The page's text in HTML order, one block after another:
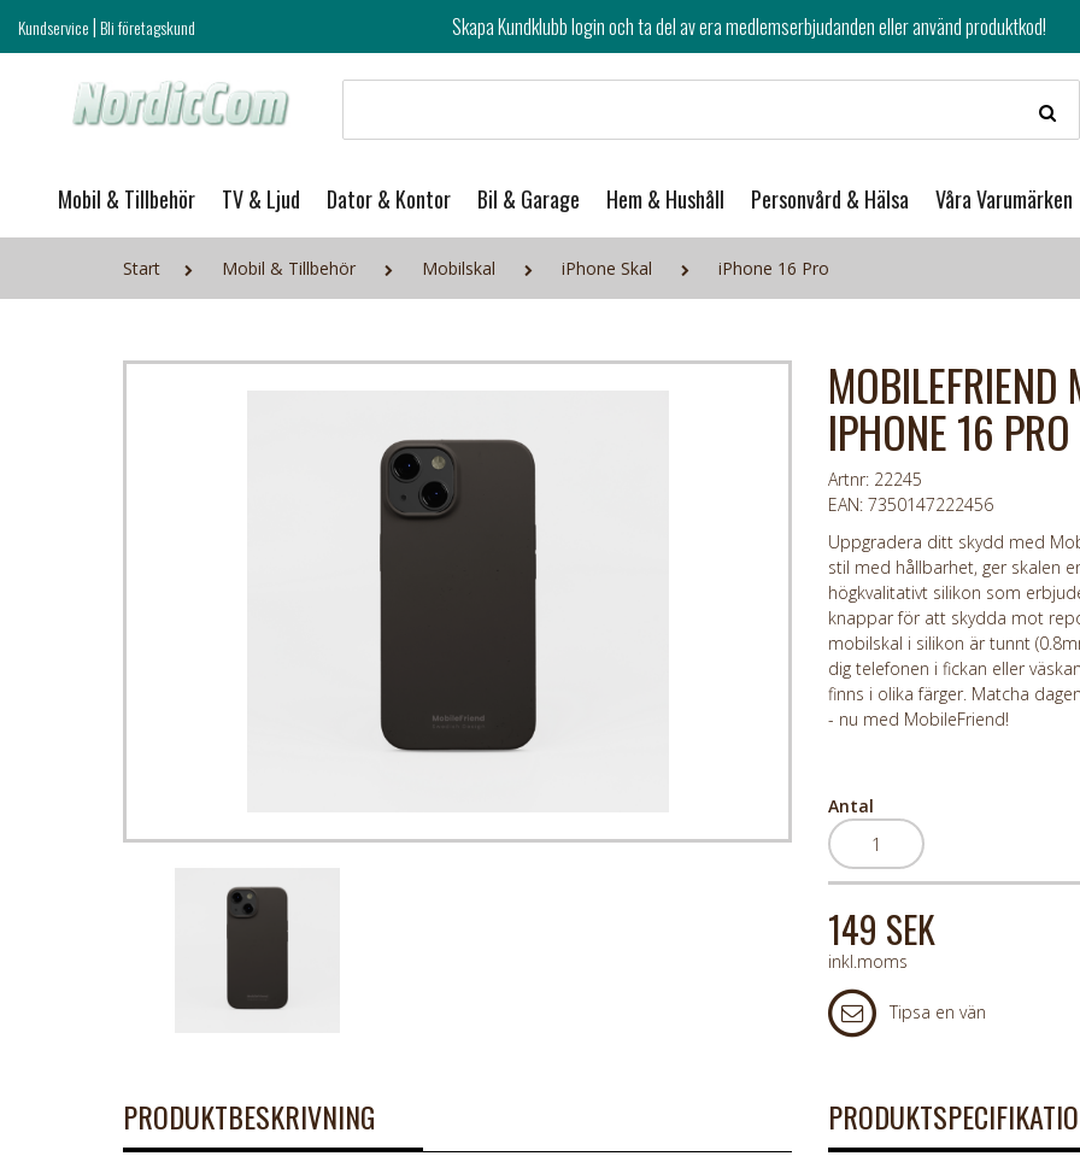
Kundservice|Bli företagskund Skapa Kundklubb login och ta del av era medlemserbjudanden eller använd produktkod!
Mobil & Tillbehör TV & Ljud Dator & Kontor Bil & Garage Hem & Hushåll Personvård & Hälsa Våra Varumärken
Start Mobil & Tillbehör Mobilskal iPhone Skal iPhone 16 Pro
IPHONE 16
Artnr: 22245
EAN: 7350147222456
Uppgradera ditt skydd med
stil med hållbarhet, ger skalen
högkvalitativt silikon som
knappar för att skydda mot
mobilskal i silikon är tunnt
dig telefonen i fickan eller
finns i olika färger. Matcha
- nu med MobileFriend!
Antal
149 SEK
inkl.moms
Tipsa en vän
PRODUKTBESKRIVNING